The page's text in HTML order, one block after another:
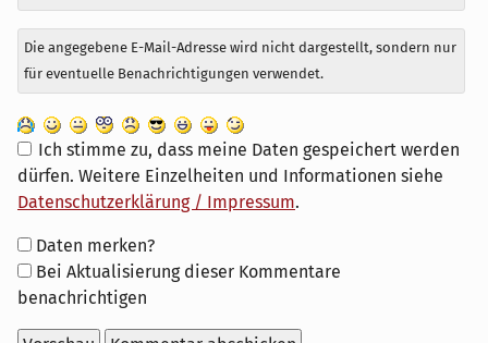
Die angegebene E-Mail-Adresse wird nicht dargestellt, sondern nur
für eventuelle Benachrichtigungen verwendet.
Ich stimme zu, dass meine Daten gespeichert werden
dürfen. Weitere Einzelheiten und Informationen siehe
Datenschutzerklärung / Impressum.
Formular-
Optionen
Daten merken?
Bei Aktualisierung dieser Kommentare
benachrichtigen